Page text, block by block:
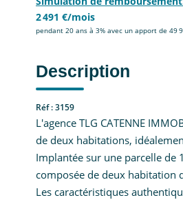
2 491 €/mois
pendant 20 ans à 3% avec un apport de 49
Description
Réf : 3159
L'agence TLG CATENNE
de deux habitations,
Implantée sur une parcelle de
composée de deux habitation
Les caractéristiques